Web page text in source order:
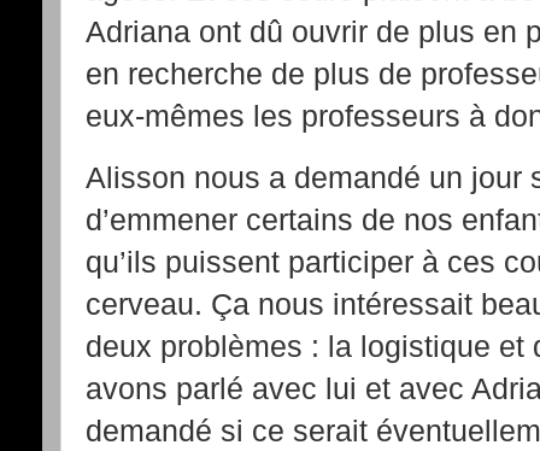
Adriana ont dû ouvrir de plus en
en recherche de plus de
eux-mêmes les professeurs à
Alisson nous a demandé un jour
d’emmener certains de nos
qu’ils puissent participer à ces
cerveau. Ça nous intéressait
deux problèmes : la logistique
avons parlé avec lui et avec
demandé si ce serait